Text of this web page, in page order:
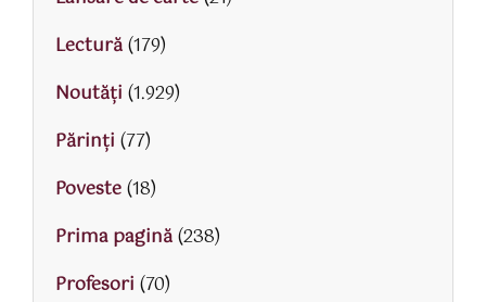
Lectură(179)
Noutăți (1.929)
Părinţi (77)
Poveste(18)
Prima pagină(238)
Profesori (70)